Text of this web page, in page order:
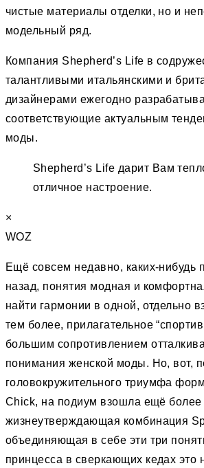
чистые материалы отделки, но и
модельный ряд.
Компания Shepherd’s Life в
талантливыми итальянскими и
дизайнерами ежегодно
соответствующие актуальным
моды.
Shepherd’s Life дарит Вам
отличное настроение.
×
WOZ
Ещё совсем недавно, каких-нибудь
назад, понятия модная и
найти гармонии в одной, отдельно
тем более, прилагательное
большим сопротивлением
понимания женской моды. Но, вот,
головокружительного триумфа
Chick, на подиум взошла ещё более
жизнеутверждающая комбинация
объединяющая в себе эти три
принцесса в сверкающих кедах это